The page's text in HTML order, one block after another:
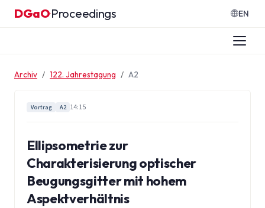
Zum Inhalt springen
DGaO·Proceedings EN
Archiv 122. Jahrestagung A2
Vortrag A2 14:15
Ellipsometrie zur
Charakterisierung optischer
Beugungsgitter mit hohem
Aspektverhältnis